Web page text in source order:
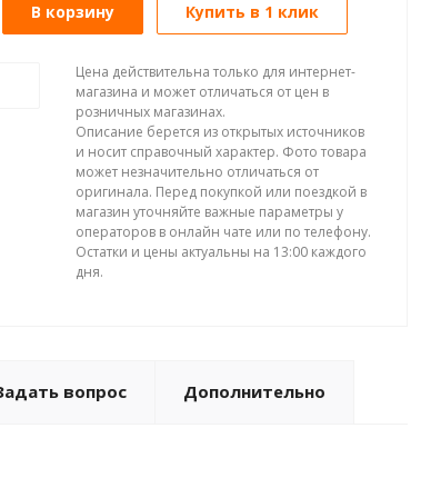
В корзину Купить в 1 клик
Цена действительна только для интернет-
магазина и может отличаться от цен в
розничных магазинах.
Описание берется из открытых источников
и носит справочный характер. Фото товара
может незначительно отличаться от
оригинала. Перед покупкой или поездкой в
магазин уточняйте важные параметры у
операторов в онлайн чате или по телефону.
Остатки и цены актуальны на 13:00 каждого
дня.
вопрос Дополнительно